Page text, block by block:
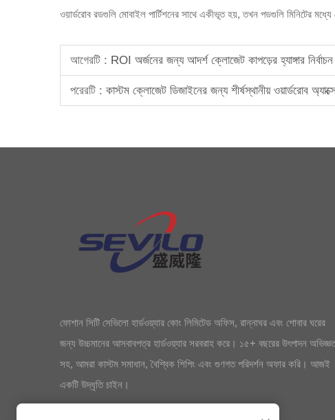
ওয়ার্ডরোব রডগুলি মোবাইল পার্টিশনের সাথে একীভূত হয়, তখন পডগুলি মিনিটের
আগেরটি : ROI অর্জনের জন্য আদর্শ ক্লোজেট কাপড়ের হ্যাঙ্গার নির্বাচন
পরেরটি : কাস্টম ক্লোজেট ডিজাইনের জন্য শীর্ষস্থানীয় ওয়ার্ডরোব
ফোশান সিটি সেভিলো হার্ডওয়্যার কোং লিমিটেড অফিস, রান্নাঘর এবং শোবার ঘরের
জন্য উচ্চমানের আসবাবপত্র হার্ডওয়্যার সরবরাহ করে। ১৫+ বছরের উৎপাদন
সহ, আমরা কাস্টম সমাধান, বৈশ্বিক শিপিং এবং গুণগত পরিদর্শন অফার করি। আজই
একটি উদ্ধৃতি চাইন।